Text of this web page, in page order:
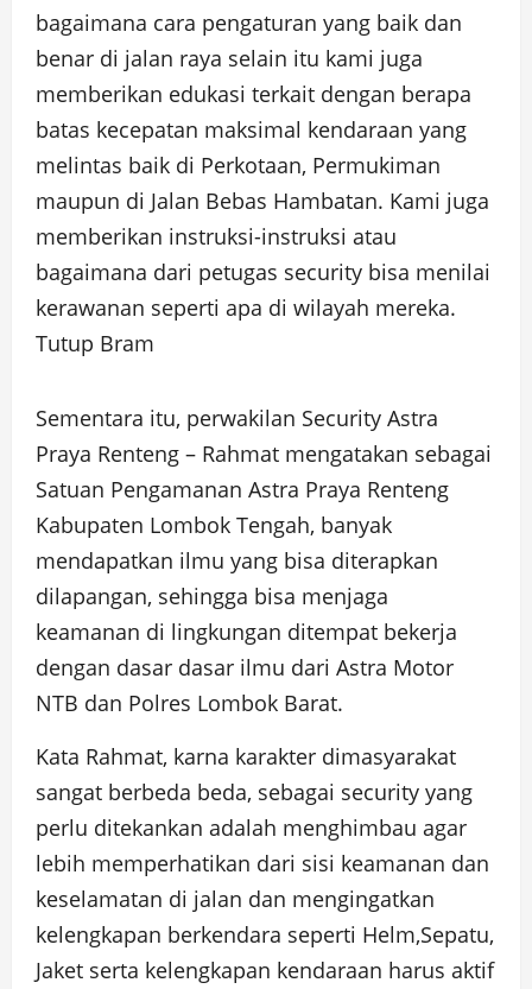
bagaimana cara pengaturan yang baik dan
benar di jalan raya selain itu kami juga
memberikan edukasi terkait dengan berapa
batas kecepatan maksimal kendaraan yang
melintas baik di Perkotaan, Permukiman
maupun di Jalan Bebas Hambatan. Kami juga
memberikan instruksi-instruksi atau
bagaimana dari petugas security bisa menilai
kerawanan seperti apa di wilayah mereka.
Tutup Bram
Sementara itu, perwakilan Security Astra
Praya Renteng – Rahmat mengatakan sebagai
Satuan Pengamanan Astra Praya Renteng
Kabupaten Lombok Tengah, banyak
mendapatkan ilmu yang bisa diterapkan
dilapangan, sehingga bisa menjaga
keamanan di lingkungan ditempat bekerja
dengan dasar dasar ilmu dari Astra Motor
NTB dan Polres Lombok Barat.
Kata Rahmat, karna karakter dimasyarakat
sangat berbeda beda, sebagai security yang
perlu ditekankan adalah menghimbau agar
lebih memperhatikan dari sisi keamanan dan
keselamatan di jalan dan mengingatkan
kelengkapan berkendara seperti Helm,Sepatu,
Jaket serta kelengkapan kendaraan harus aktif